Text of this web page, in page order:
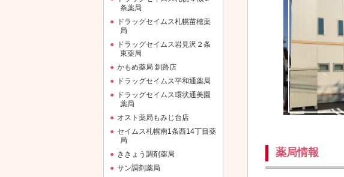
薬局情報
条薬局
ドラッグセイムス札幌苗穂薬
局
ドラッグセイムス岩見沢２条
東薬局
かもめ薬局 釧路店
ドラッグセイムス平和通薬局
ドラッグセイムス環状通美園
薬局
オスト薬局もみじ台店
セイムス札幌南1条西14丁目薬
局
ききょう調剤薬局
サン調剤薬局